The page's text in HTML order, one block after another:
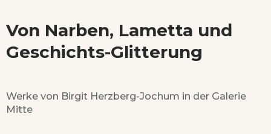
Von Narben, Lametta und
Geschichts-Glitterung
Werke von Birgit Herzberg-Jochum in der Galerie
Mitte